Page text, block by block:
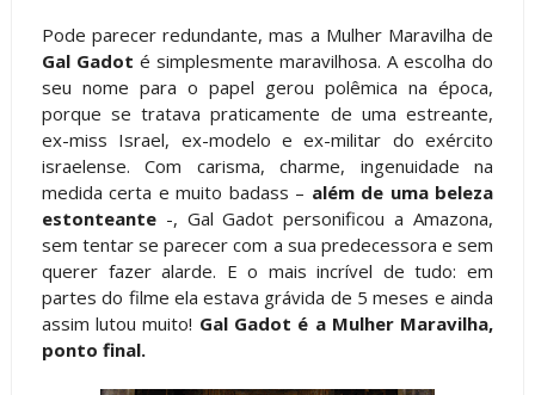
Pode parecer redundante, mas a Mulher Maravilha de
Gal Gadot é simplesmente maravilhosa. A escolha do
seu nome para o papel gerou polêmica na época,
porque se tratava praticamente de uma estreante,
ex-miss Israel, ex-modelo e ex-militar do exército
israelense. Com carisma, charme, ingenuidade na
medida certa e muito badass – além de uma beleza
estonteante-, Gal Gadot personificou a Amazona,
sem tentar se parecer com a sua predecessora e sem
querer fazer alarde. E o mais incrível de tudo: em
partes do filme ela estava grávida de 5 meses e ainda
assim lutou muito! Gal Gadot é a Mulher Maravilha,
ponto final.